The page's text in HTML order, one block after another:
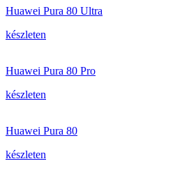
Huawei Pura 80 Ultra
készleten
Huawei Pura 80 Pro
készleten
Huawei Pura 80
készleten